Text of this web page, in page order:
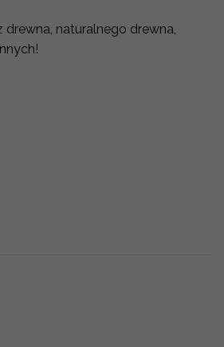
naturalnego drewna,